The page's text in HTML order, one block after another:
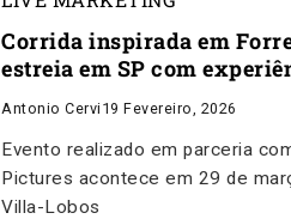
Corrida inspirada em
estreia em SP com
Antonio Cervi 19 Fevereiro, 2026
Evento realizado em parceria
Pictures acontece em 29 de
Villa-Lobos